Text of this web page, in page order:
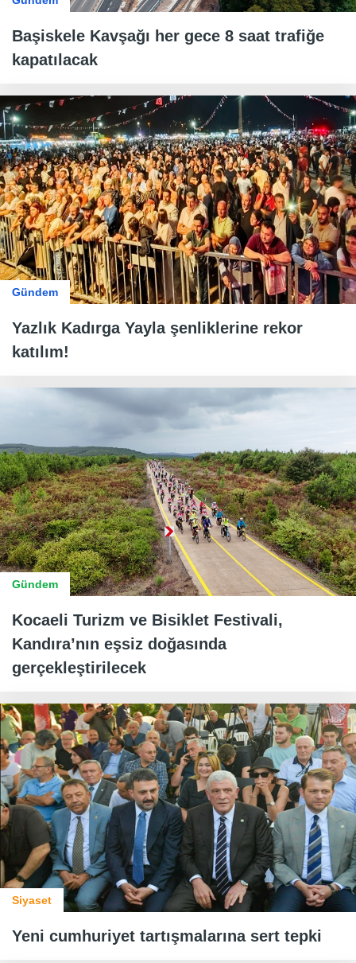
Başiskele Kavşağı her gece 8 saat trafiğe
kapatılacak
Gündem
Yazlık Kadırga Yayla şenliklerine rekor
katılım!
Gündem
Kocaeli Turizm ve Bisiklet Festivali,
Kandıra’nın eşsiz doğasında
gerçekleştirilecek
Siyaset
Yeni cumhuriyet tartışmalarına sert tepki